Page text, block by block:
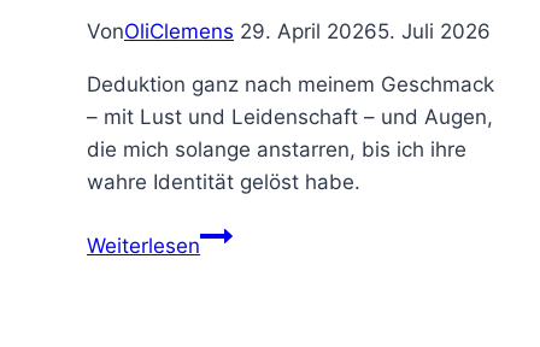
VonOliClemens 29. April 20265. Juli 2026
Deduktion ganz nach meinem Geschmack
– mit Lust und Leidenschaft – und Augen,
die mich solange anstarren, bis ich ihre
wahre Identität gelöst habe.
Weiterlesen
Fünf